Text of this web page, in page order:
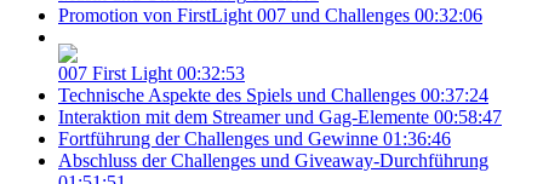
Promotion von FirstLight 007 und Challenges 00:32:06
007 First Light 00:32:53
Technische Aspekte des Spiels und Challenges 00:37:24
Interaktion mit dem Streamer und Gag-Elemente 00:58:47
Fortführung der Challenges und Gewinne 01:36:46
Abschluss der Challenges und Giveaway-Durchführung